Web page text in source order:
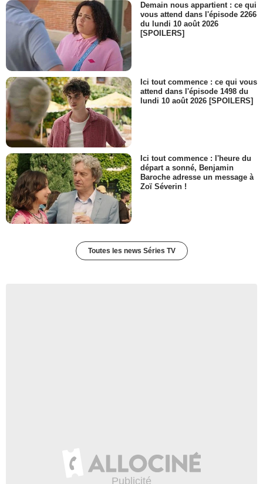
Demain nous appartient : ce qui
vous attend dans l'épisode 2266
du lundi 10 août 2026
[SPOILERS]
Ici tout commence : ce qui vous
attend dans l'épisode 1498 du
lundi 10 août 2026 [SPOILERS]
Ici tout commence : l'heure du
départ a sonné, Benjamin
Baroche adresse un message à
Zoï Séverin !
Toutes les news Séries TV